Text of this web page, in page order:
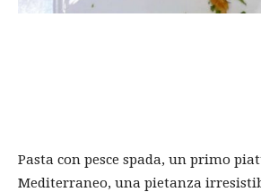
Pasta con pesce spada, un primo
Mediterraneo, una pietanza